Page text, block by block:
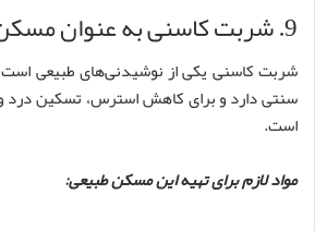
9. شربت کاسنی به عنوان مسکن طبیعی
شربت کاسنی یکی از نوشیدنی‌های طبیعی است
سنتی دارد و برای کاهش استرس، تسکین درد
است.
مواد لازم برای تهیه این مسکن طبیعی: